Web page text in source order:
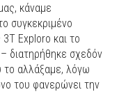
κάναμε
συγκεκριμένο
Exploro και το
διατηρήθηκε σχεδόν
το αλλάξαμε, λόγω
του φανερώνει την